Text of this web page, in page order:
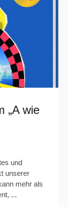
„A wie
und
unserer
mehr als
...